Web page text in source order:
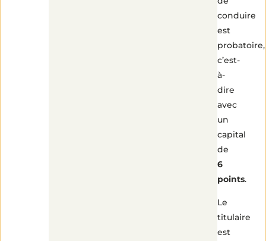
conduire
est
probatoire,
c’est-
à-
dire
avec
un
capital
de
6
points.
Le
titulaire
est